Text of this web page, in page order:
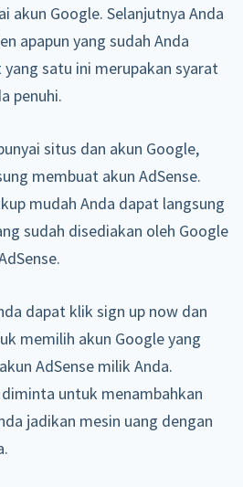
akun Google. Selanjutnya Anda
apapun yang sudah Anda
yang satu ini merupakan syarat
penuhi.
situs dan akun Google,
membuat akun AdSense.
mudah Anda dapat langsung
sudah disediakan oleh Google
dapat klik sign up now dan
memilih akun Google yang
AdSense milik Anda.
untuk menambahkan
jadikan mesin uang dengan